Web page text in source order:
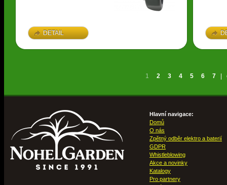
DETAIL
1 2 3 4 5 6 7
Hlavní navigace:
Domů
O nás
Zpětný odběr elektro a baterií
GDPR
Whistleblowing
Akce a novinky
Katalogy
Pro partnery